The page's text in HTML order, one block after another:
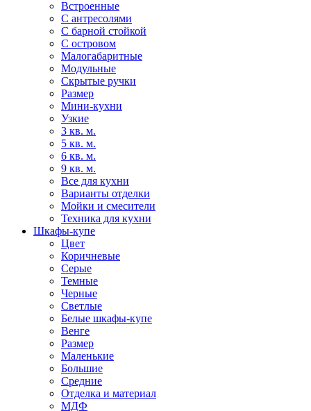
Встроенные
С антресолями
С барной стойкой
С островом
Малогабаритные
Модульные
Скрытые ручки
Размер
Мини-кухни
Узкие
3 кв. м.
5 кв. м.
6 кв. м.
9 кв. м.
Все для кухни
Варианты отделки
Мойки и смесители
Техника для кухни
Шкафы-купе
Цвет
Коричневые
Серые
Темные
Черные
Светлые
Белые шкафы-купе
Венге
Размер
Маленькие
Большие
Средние
Отделка и материал
МДФ